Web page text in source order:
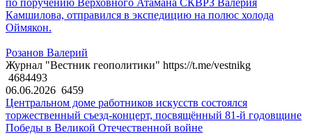
по поручению Верховного Атамана СКВРЗ Валерия
Камшилова, отправился в экспедицию на полюс холода
Оймякон.
Розанов Валерий
Журнал "Вестник геополитики" https://t.me/vestnikg
4684493
06.06.2026 6459
Центральном доме работников искусств состоялся
торжественный съезд-концерт, посвящённый 81-й годовщине
Победы в Великой Отечественной войне